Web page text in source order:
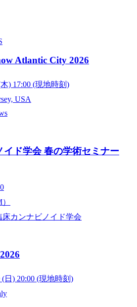
Atlantic City 2026
) 17:00 (現地時刻)
USA
イド学会 春の学術セミナー
カンナビノイド学会
(日) 20:00 (現地時刻)